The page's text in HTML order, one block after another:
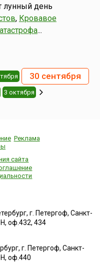
лунный день
, Кровавое
...
30 сентября
3 октября
Реклама
сайта
г. Петергоф, Санкт-
Н, оф.432, 434
г. Петергоф, Санкт-
Н, оф.440